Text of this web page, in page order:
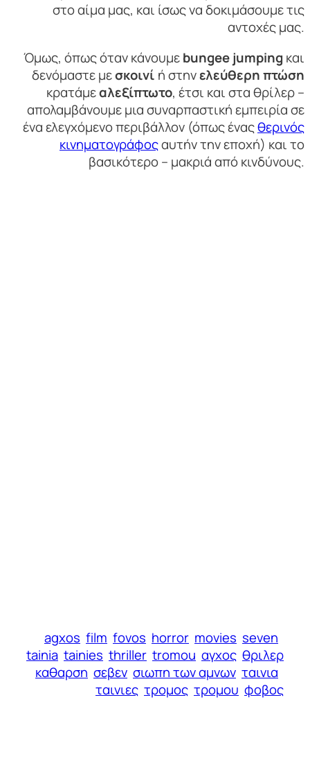
στο αίμα μας, και ίσως να δοκιμάσουμε τις
αντοχές μας.
Όμως, όπως όταν κάνουμεbungee jumping και
δενόμαστε μεσκοινί ή στηνελεύθερη πτώση
κρατάμεαλεξίπτωτο, έτσι και στα θρίλερ –
απολαμβάνουμε μια συναρπαστική εμπειρία σε
ένα ελεγχόμενο περιβάλλον (όπως έναςθερινός
κινηματογράφοςαυτήν την εποχή) και το
βασικότερο – μακριά από κινδύνους.
agxos film fovos horror movies seven
tainia tainies thriller tromou αγχος θριλερ
καθαρση σεβεν σιωπη των αμνων ταινια
ταινιες τρομος τρομου φοβος